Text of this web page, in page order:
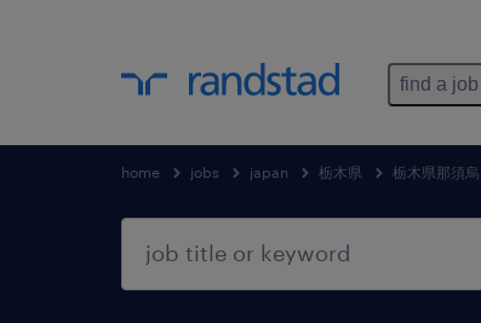
find a job
home jobs japan 栃木県 栃木県那須